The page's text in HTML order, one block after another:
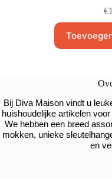
€
Bij Diva Maison vindt u
huishoudelijke artikelen
We hebben een breed
mokken, unieke
en